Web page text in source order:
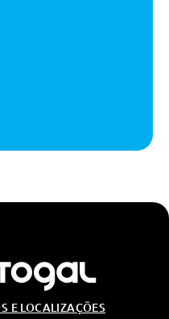
E LOCALIZAÇÕES